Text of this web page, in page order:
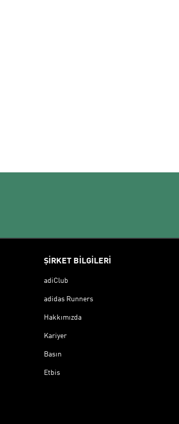
ŞİRKET BİLGİLERİ
adiClub
adidas Runners
Hakkımızda
Kariyer
Basın
Etbis